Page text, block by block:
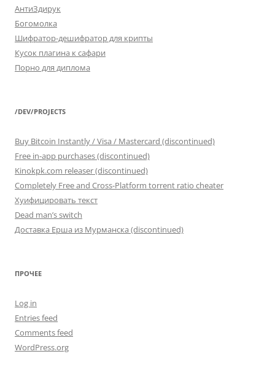
АнтиЗдирук
Богомолка
Шифратор-дешифратор для крипты
Кусок плагина к сафари
Порно для диплома
/DEV/PROJECTS
Buy Bitcoin Instantly / Visa / Mastercard (discontinued)
Free in-app purchases (discontinued)
Kinokpk.com releaser (discontinued)
Completely Free and Cross-Platform torrent ratio cheater
Хуифицировать текст
Dead man’s switch
Доставка Ерша из Мурманска (discontinued)
ПРОЧЕЕ
Log in
Entries feed
Comments feed
WordPress.org